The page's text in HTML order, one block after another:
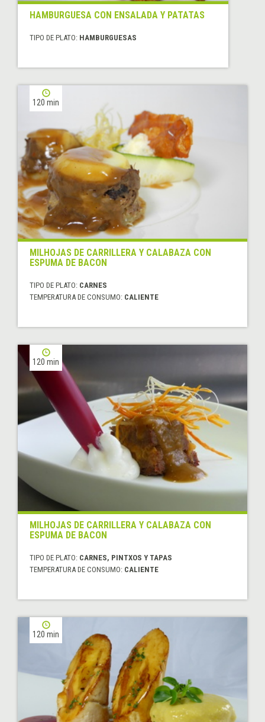
HAMBURGUESA CON ENSALADA Y PATATAS
TIPO DE PLATO: HAMBURGUESAS
120 min
MILHOJAS DE CARRILLERA Y CALABAZA CON
ESPUMA DE BACON
TIPO DE PLATO: CARNES
TEMPERATURA DE CONSUMO: CALIENTE
120 min
MILHOJAS DE CARRILLERA Y CALABAZA CON
ESPUMA DE BACON
TIPO DE PLATO: CARNES, PINTXOS Y TAPAS
TEMPERATURA DE CONSUMO: CALIENTE
120 min